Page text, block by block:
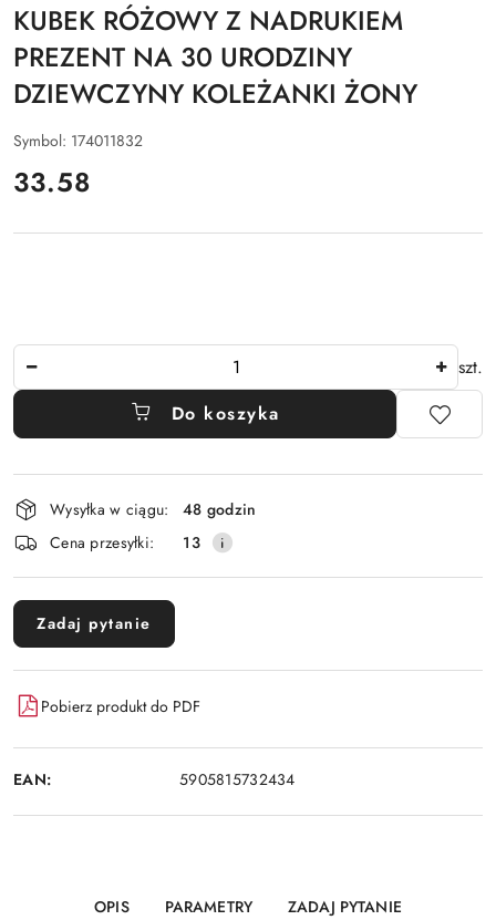
KUBEK RÓŻOWY Z NADRUKIEM
PREZENT NA 30 URODZINY
DZIEWCZYNY KOLEŻANKI ŻONY
Symbol: 174011832
cena:
33.58
szt.
Do koszyka
Dostępność
i
dostawa
Wysyłka w ciągu:
48 godzin
Cena przesyłki:
13
Zadaj pytanie
Pobierz produkt do PDF
EAN: 5905815732434
OPIS PARAMETRY ZADAJ PYTANIE